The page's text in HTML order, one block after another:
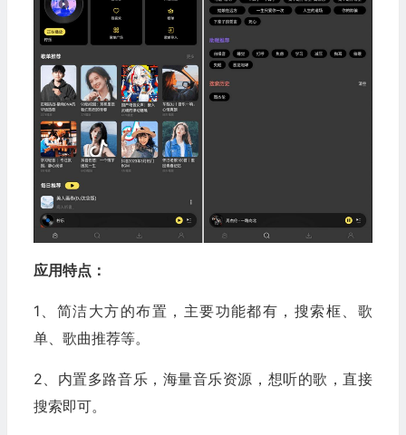
应用特点：
1、简洁大方的布置，主要功能都有，搜索框、歌
单、歌曲推荐等。
2、内置多路音乐，海量音乐资源，想听的歌，直接
搜索即可。